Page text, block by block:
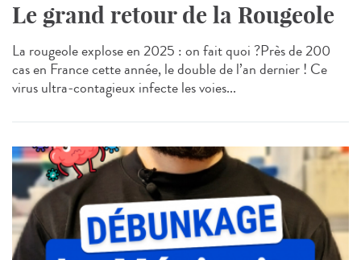
Le grand retour de la Rougeole
La rougeole explose en 2025 : on fait quoi ?Près de 200
cas en France cette année, le double de l’an dernier ! Ce
virus ultra-contagieux infecte les voies...